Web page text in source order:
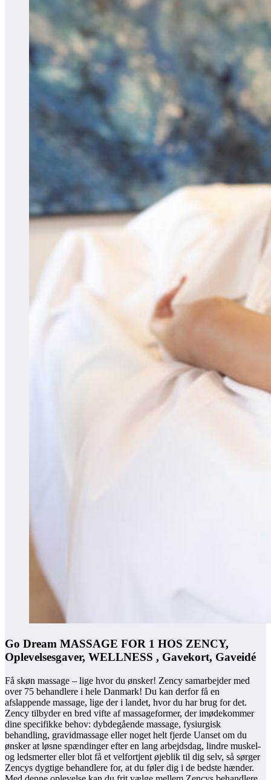
Go Dream MASSAGE FOR 1 HOS ZENCY,
Oplevelsesgaver, WELLNESS , Gavekort, Gaveidé
Få skøn massage – lige hvor du ønsker! Zency samarbejder med
over 75 behandlere i hele Danmark! Du kan derfor få en
afslappende massage, lige der i landet, hvor du har brug for det.
Zency tilbyder en bred vifte af massageformer, der imødekommer
dine specifikke behov: dybdegående massage, fysiurgisk
behandling, gravidmassage eller noget helt fjerde Uanset om du
ønsker at løsne spændinger efter en lang arbejdsdag, lindre muskel-
og ledsmerter eller blot få et velfortjent øjeblik til dig selv, så sørger
Zencys dygtige behandlere for, at du føler dig i de bedste hænder.